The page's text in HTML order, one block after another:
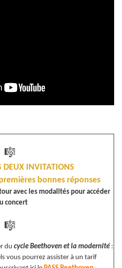
🎼
DEUX INVITATIONS
bonnes réponses
avec les modalités pour accéder
concert
🎼
du cycle Beethoven et la modernité :
vous pourrez assister à un tarif